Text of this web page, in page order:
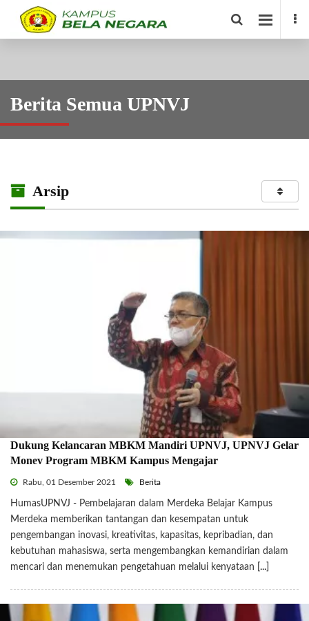
Berita Semua UPNVJ
Arsip
Dukung Kelancaran MBKM Mandiri UPNVJ, UPNVJ Gelar
Monev Program MBKM Kampus Mengajar
Rabu, 01 Desember 2021 Berita
HumasUPNVJ - Pembelajaran dalam Merdeka Belajar Kampus
Merdeka memberikan tantangan dan kesempatan untuk
pengembangan inovasi, kreativitas, kapasitas, kepribadian, dan
kebutuhan mahasiswa, serta mengembangkan kemandirian dalam
mencari dan menemukan pengetahuan melalui kenyataan
[...]